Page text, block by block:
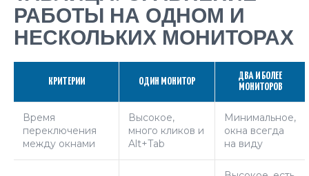
РАБОТЫ НА ОДНОМ И
НЕСКОЛЬКИХ МОНИТОРАХ
КРИТЕРИИ ОДИН МОНИТОР
ДВА И БОЛЕЕ
МОНИТОРОВ
Время
переключения
между окнами
Высокое,
много кликов и
Alt+Tab
Минимальное,
окна всегда
на виду